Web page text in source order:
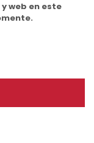
web en este